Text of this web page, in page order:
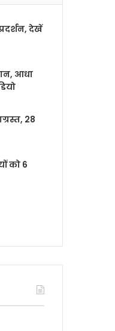
देखें
आधा
28
को 6